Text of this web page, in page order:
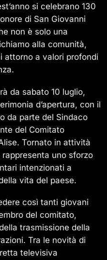
si celebrano 130
di San Giovanni
non è solo una
alla comunità,
attorno a valori profondi
da sabato 10 luglio,
d’apertura, con il
da parte del Sindaco
del Comitato
Tornato in attività
uno sforzo
intenzionati a
vita del paese.
così tanti giovani
del comitato,
trasmissione della
Tra le novità di
televisiva